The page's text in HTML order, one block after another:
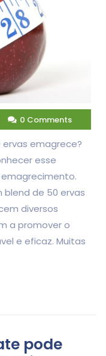
0 Comments
emagrece?
esse
blend de 50 ervas
diversos
a promover o
e eficaz. Muitas
pode